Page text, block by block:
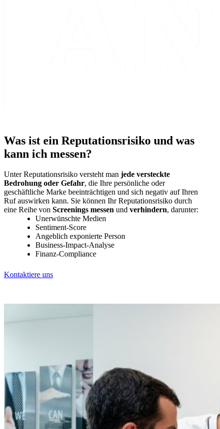
Was ist ein Reputationsrisiko und was
kann ich messen?
Unter Reputationsrisiko versteht man jede versteckte
Bedrohung oder Gefahr, die Ihre persönliche oder
geschäftliche Marke beeinträchtigen und sich negativ auf Ihren
Ruf auswirken kann. Sie können Ihr Reputationsrisiko durch
eine Reihe von Screenings messen und verhindern, darunter:
Unerwünschte Medien
Sentiment-Score
Angeblich exponierte Person
Business-Impact-Analyse
Finanz-Compliance
Kontaktiere uns